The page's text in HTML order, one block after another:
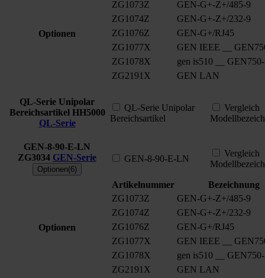
Optionen
ZG1073Z
GEN-G+-Z+/485-9
ZG1074Z
GEN-G+-Z+/232-9
ZG1076Z
GEN-G+/RJ45
ZG1077X
GEN IEEE __
ZG1078X
gen is510 __
ZG2191X
GEN LAN
QL-Serie Unipolar
Bereichsartikel HH5000
QL-Serie
QL-Serie Unipolar
Bereichsartikel
Vergleich
GEN-8-90-E-LN
ZG3034 GEN-Serie
Optionen(6)
GEN-8-90-E-LN
Vergleich
Optionen
Artikelnummer
Bezeichnung
ZG1073Z
GEN-G+-Z+/485-9
ZG1074Z
GEN-G+-Z+/232-9
ZG1076Z
GEN-G+/RJ45
ZG1077X
GEN IEEE __
ZG1078X
gen is510 __
ZG2191X
GEN LAN